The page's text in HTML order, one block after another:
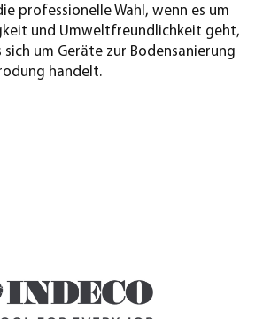
professionelle Wahl, wenn es um
und Umweltfreundlichkeit geht,
sich um Geräte zur Bodensanierung
handelt.